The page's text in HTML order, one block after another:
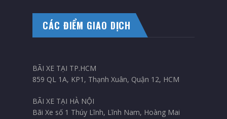
CÁC ĐIỂM GIAO DỊCH
BÃI XE TẠI TP.HCM
859 QL 1A, KP1, Thạnh Xuân, Quận 12, HCM
BÃI XE TẠI HÀ NỘI
Bãi Xe số 1 Thúy Lĩnh, Lĩnh Nam, Hoàng Mai